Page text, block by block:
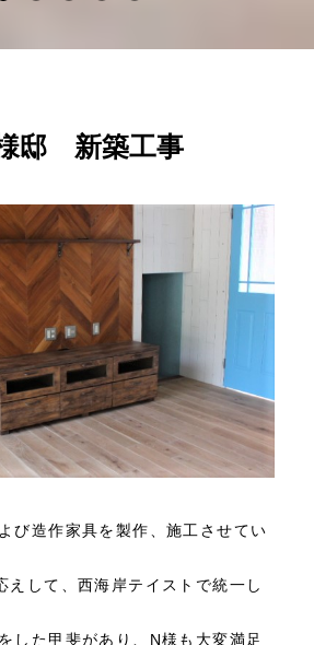
邸 新築工事
び造作家具を製作、施工させてい
えして、西海岸テイストで統一し
した甲斐があり、N様も大変満足